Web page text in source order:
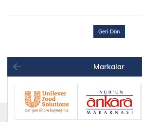
Geri Dön
Markalar